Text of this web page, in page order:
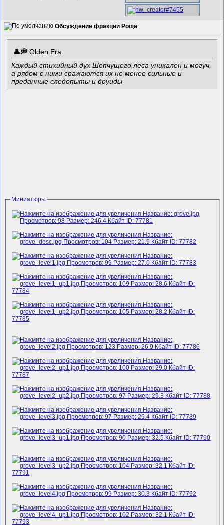
Обсуждение фракции Роща
Olden Era
Каждый стихийный дух Шепчущего леса уникален и могуч,
а рядом с ними сражаются их не менее сильные и
преданные следопыты и друиды
Миниатюры